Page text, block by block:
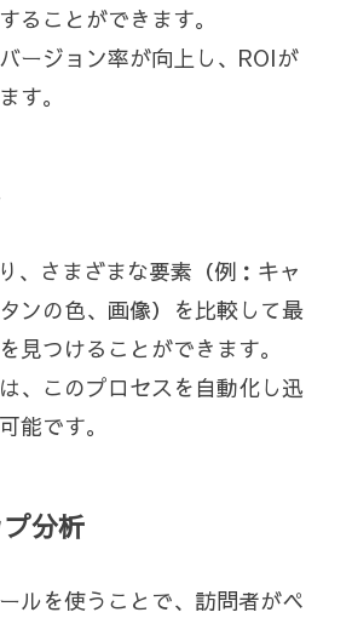
ることができます。
ージョン率が向上し、ROIが
す。
、さまざまな要素（例：キャ
ンの色、画像）を比較して最
見つけることができます。
、このプロセスを自動化し迅
能です。
分析
ルを使うことで、訪問者がペ